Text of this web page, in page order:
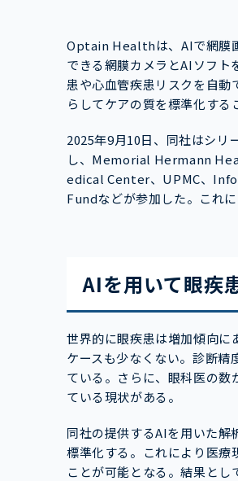
Optain Healthは、AIで網膜
できる網膜カメラとAIソフト
患や心血管疾患リスクを自
らしてケアの質を標準化する
2025年9月10日、同社はシ
し、Memorial Hermann
edical Center、UPMC、
Fundなどが参加した。これ
AIを用いて眼疾
世界的に眼疾患は増加傾向に
ケースも少なくない。診断精
ている。さらに、眼科医の
ている現状がある。
同社の提供するAIを用いた解
標準化する。これにより医療
ことが可能となる。結果と